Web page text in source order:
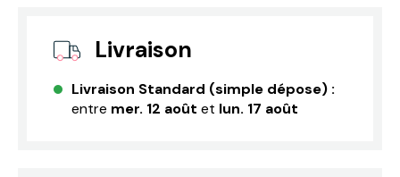
Livraison
Livraison Standard (simple dépose) :
entre mer. 12 août et lun. 17 août